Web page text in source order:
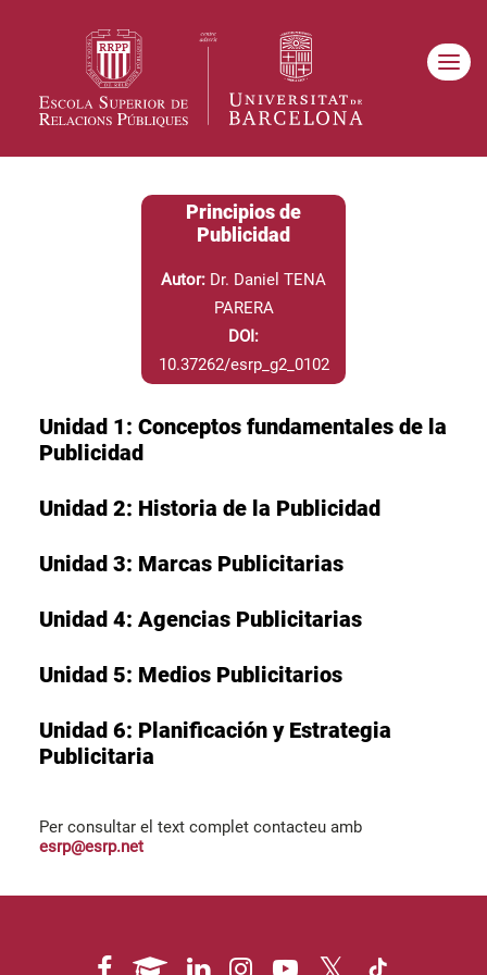
Principios de
Publicidad
Autor: Dr. Daniel TENA
PARERA
DOI:
10.37262/esrp_g2_0102
Unidad 1: Conceptos fundamentales de la
Publicidad
Unidad 2: Historia de la Publicidad
Unidad 3: Marcas Publicitarias
Unidad 4: Agencias Publicitarias
Unidad 5: Medios Publicitarios
Unidad 6: Planificación y Estrategia
Publicitaria
Per consultar el text complet contacteu amb
esrp@esrp.net